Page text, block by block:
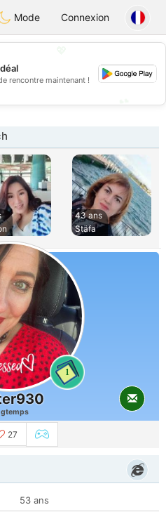
Mode Connexion
rencontre maintenant !
43 ans
Stäfa
1
27
53 ans